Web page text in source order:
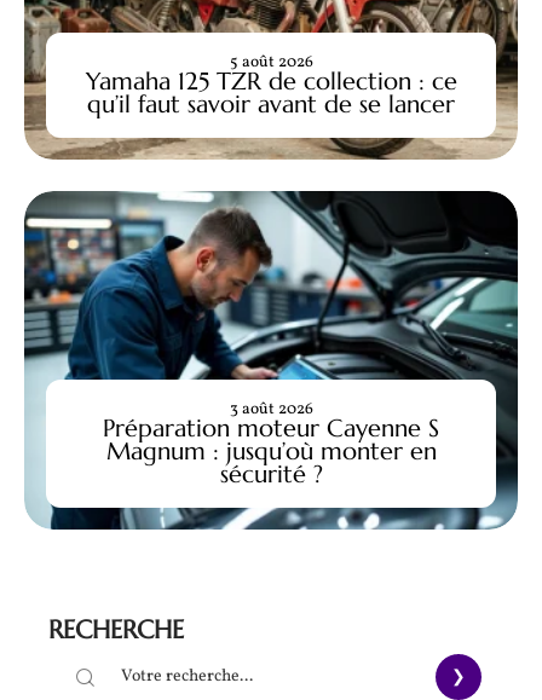
Yamaha 125 TZR de collection : ce
qu’il faut savoir avant de se lancer
5 août 2026
Préparation moteur Cayenne S
Magnum : jusqu’où monter en
sécurité ?
3 août 2026
RECHERCHE